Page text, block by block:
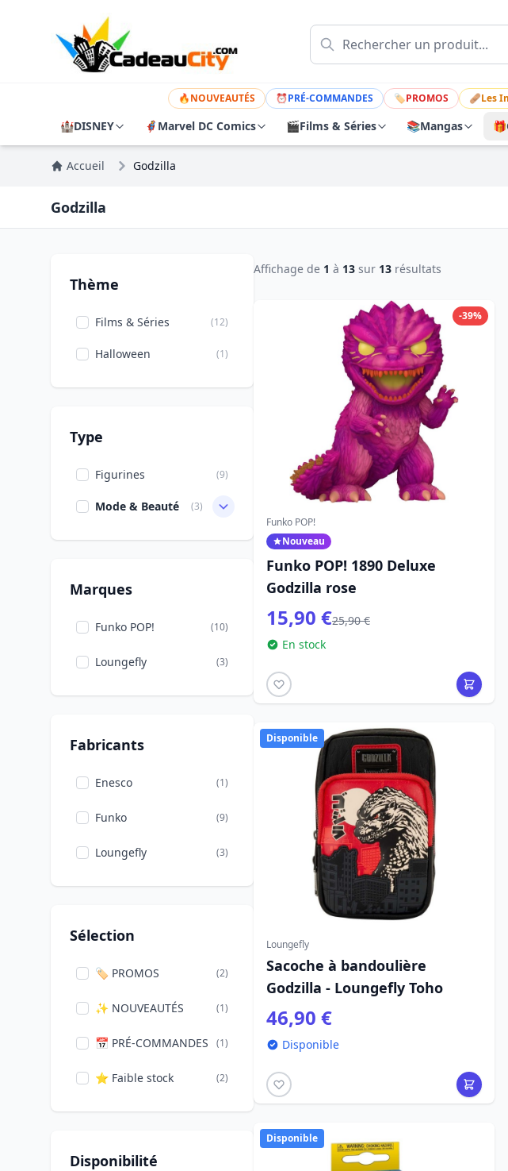
🔥NOUVEAUTÉS ⏰PRÉ-COMMANDES 🏷PROMOS 🩹Les
🏰DISNEY 🦸 Marvel DC Comics 🎬Films & Séries 📚Mangas 🎁
Accueil Godzilla
Godzilla
Thème
Films & Séries (12)
Halloween (1)
Type
Figurines (9)
Mode & Beauté (3)
Marques
Funko POP! (10)
Loungefly (3)
Fabricants
Enesco (1)
Funko (9)
Loungefly (3)
Sélection
🏷️ PROMOS (2)
✨ NOUVEAUTÉS (1)
📅 PRÉ-COMMANDES (1)
⭐ Faible stock (2)
Disponibilité
Affichage de 1 à 13 sur 13 résultats
-39%
Funko POP!
Nouveau
Funko POP! 1890 Deluxe
Godzilla rose
15,90 €25,90 €
En stock
Disponible
Loungefly
Sacoche à bandoulière
Godzilla - Loungefly Toho
46,90 €
Disponible
Disponible